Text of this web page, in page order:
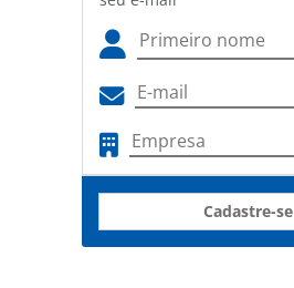
Cadastre-se